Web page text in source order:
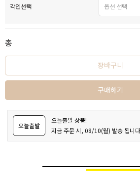
각인선택
총
장바구니
구매하기
오늘출발
오늘출발 상품!
지금 주문 시, 08/10(월) 발송 됩니